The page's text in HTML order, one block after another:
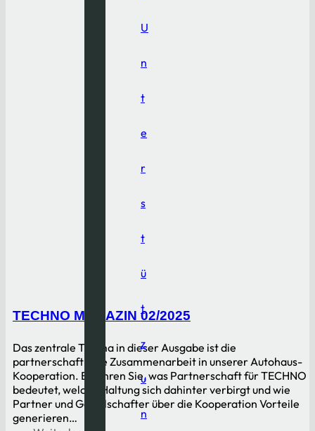
U
n
t
e
r
s
t
ü
t
z
u
n
TECHNO MAGAZIN 02/2025
Das zentrale Thema in dieser Ausgabe ist die
partnerschaftliche Zusammenarbeit in unserer Autohaus-
Kooperation. Erfahren Sie, was Partnerschaft für TECHNO
bedeutet, welche Haltung sich dahinter verbirgt und wie
Partner und Gesellschafter über die Kooperation Vorteile
generieren…